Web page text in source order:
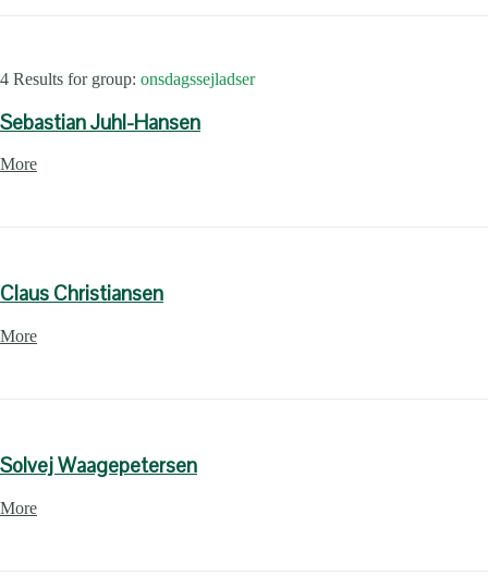
4 Results for group: onsdagssejladser
Sebastian Juhl-Hansen
More
Claus Christiansen
More
Solvej Waagepetersen
More